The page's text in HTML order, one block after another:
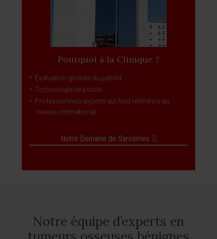
Pourquoi à la Clinique ?
Évaluation globale du patient.
Technologie de pointe.
Professionnels experts qui font référence au
niveau international.
Notre Domaine de Sarcomes
Notre équipe d’experts en